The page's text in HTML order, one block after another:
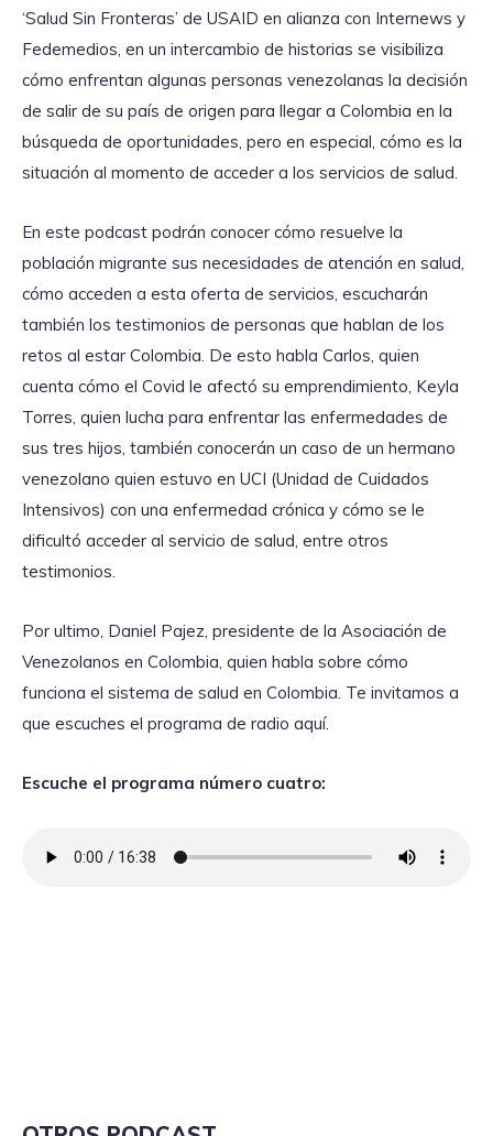
‘Salud Sin Fronteras’ de USAID en alianza con Internews y
Fedemedios, en un intercambio de historias se visibiliza
cómo enfrentan algunas personas venezolanas la decisión
de salir de su país de origen para llegar a Colombia en la
búsqueda de oportunidades, pero en especial, cómo es la
situación al momento de acceder a los servicios de salud.
En este podcast podrán conocer cómo resuelve la
población migrante sus necesidades de atención en salud,
cómo acceden a esta oferta de servicios, escucharán
también los testimonios de personas que hablan de los
retos al estar Colombia. De esto habla Carlos, quien
cuenta cómo el Covid le afectó su emprendimiento, Keyla
Torres, quien lucha para enfrentar las enfermedades de
sus tres hijos, también conocerán un caso de un hermano
venezolano quien estuvo en UCI (Unidad de Cuidados
Intensivos) con una enfermedad crónica y cómo se le
dificultó acceder al servicio de salud, entre otros
testimonios.
Por ultimo, Daniel Pajez, presidente de la Asociación de
Venezolanos en Colombia, quien habla sobre cómo
funciona el sistema de salud en Colombia. Te invitamos a
que escuches el programa de radio aquí.
Escuche el programa número cuatro: